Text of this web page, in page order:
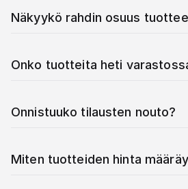
Näkyykö rahdin osuus
Onko tuotteita heti
Onnistuuko tilausten nouto?
Miten tuotteiden hinta